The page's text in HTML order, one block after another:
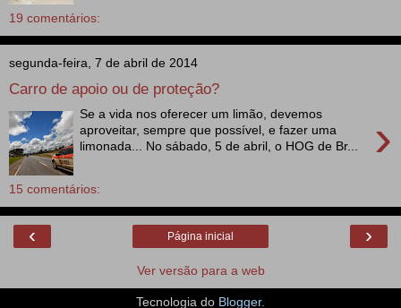
19 comentários:
segunda-feira, 7 de abril de 2014
Carro de apoio ou de proteção?
›
Se a vida nos oferecer um limão, devemos
aproveitar, sempre que possível, e fazer uma
limonada... No sábado, 5 de abril, o HOG de Br...
15 comentários:
‹ ›
Página inicial
Ver versão para a web
Tecnologia do Blogger.